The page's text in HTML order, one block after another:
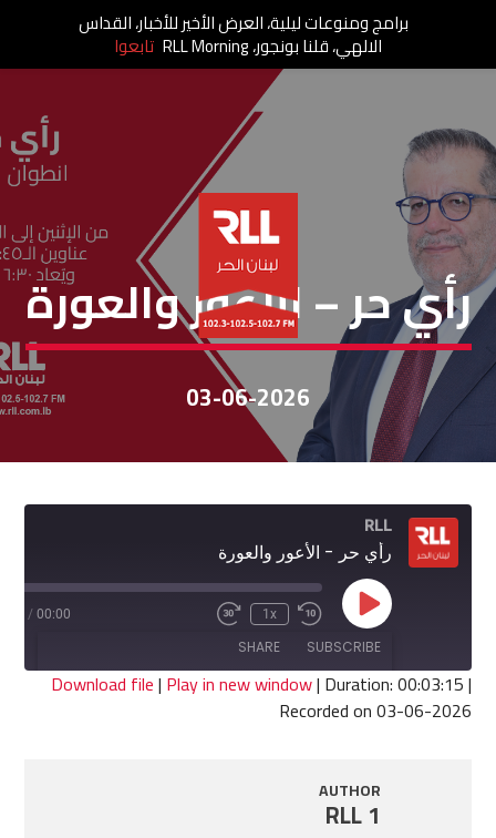
رأي حر
رأي حر – الأعور والعورة
03-06-2026
RLL
رأي حر - الأعور والعورة
Play
Episode
Rewind
10
Seconds
1x
Fast
seconds
00:00
/
SUBSCRIBE
SHARE
SHARE
Download file| Play in new window| Duration: 00:03:15|
Recorded on 03-06-2026
AUTHOR
RLL 1
برامج ومنوعات ليلية، العرض الأخير للأخبار، القداس
الالهي، قلنا بونجور، RLL Morning تابعوا